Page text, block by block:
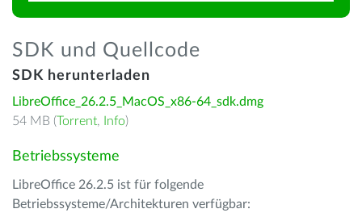
SDK und Quellcode
SDK herunterladen
LibreOffice_26.2.5_MacOS_x86-64_sdk.dmg
54 MB (Torrent, Info)
Betriebssysteme
LibreOffice 26.2.5 ist für folgende
Betriebssysteme/Architekturen verfügbar: